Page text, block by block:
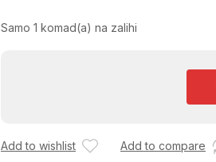
Samo 1 komad(a) na zalihi
Add to wishlist Add to compare